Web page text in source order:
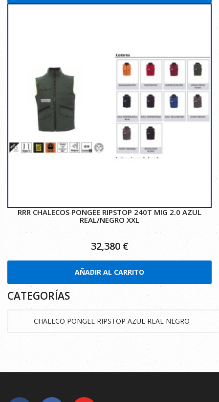
RRR CHALECOS PONGEE RIPSTOP 240T MIG 2.0 AZUL
REAL/NEGRO XXL
32,380 €
AÑADIR AL CARRITO
CATEGORÍAS